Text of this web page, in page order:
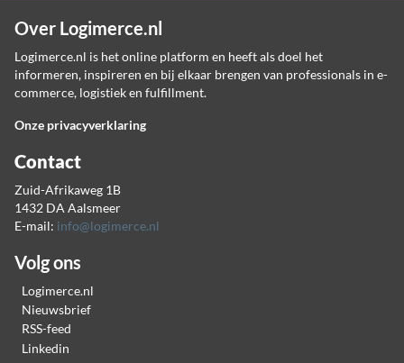
Over Logimerce.nl
Logimerce.nl is het online platform en heeft als doel het
informeren, inspireren en bij elkaar brengen van professionals in e-
commerce, logistiek en fulfillment.
Onze privacyverklaring
Contact
Zuid-Afrikaweg 1B
1432 DA Aalsmeer
E-mail: info@logimerce.nl
Volg ons
Logimerce.nl
Nieuwsbrief
RSS-feed
Linkedin